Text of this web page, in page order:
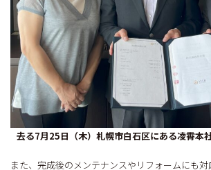
去る7月25日（木）札幌市白石区にある凌霄本
また、完成後のメンテナンスやリフォームにも